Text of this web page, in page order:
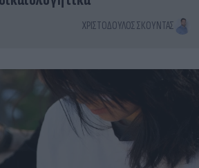
ΧΡΙΣΤΌΔΟΥΛΟΣ ΣΚΟΎΝΤΑΣ